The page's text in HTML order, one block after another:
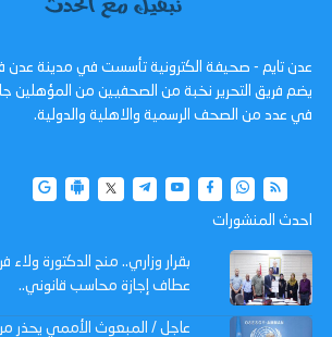
يضم فريق التحرير نخبة من الصحفيين من المؤهلين
في عدد من الصحف الرسمية والاهلية والدولية.
احدث المنشورات
بقرار وزاري.. منح الدكتورة
عطاف إجازة محاسب قانوني..
عاجل / المبعوث الأممي يحذر